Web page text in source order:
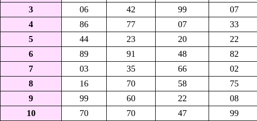
3
06 42 99 07
4
86 77 07 33
5
44 23 20 22
6
89 91 48 82
7
03 35 66 02
8
16 70 58 75
9
99 60 22 08
10
70 70 47 99